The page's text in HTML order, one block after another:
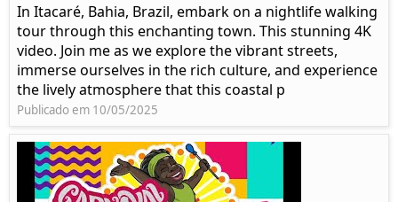
In Itacaré, Bahia, Brazil, embark on a nightlife walking
tour through this enchanting town. This stunning 4K
video. Join me as we explore the vibrant streets,
immerse ourselves in the rich culture, and experience
the lively atmosphere that this coastal p
Publicado em 10/05/2025